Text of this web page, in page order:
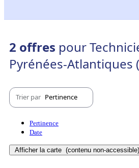
2 offres pour
Pyrénées-Atlantiques
Trier par Pertinence
Pertinence
Date
Afficher la carte (contenu non-accessible)